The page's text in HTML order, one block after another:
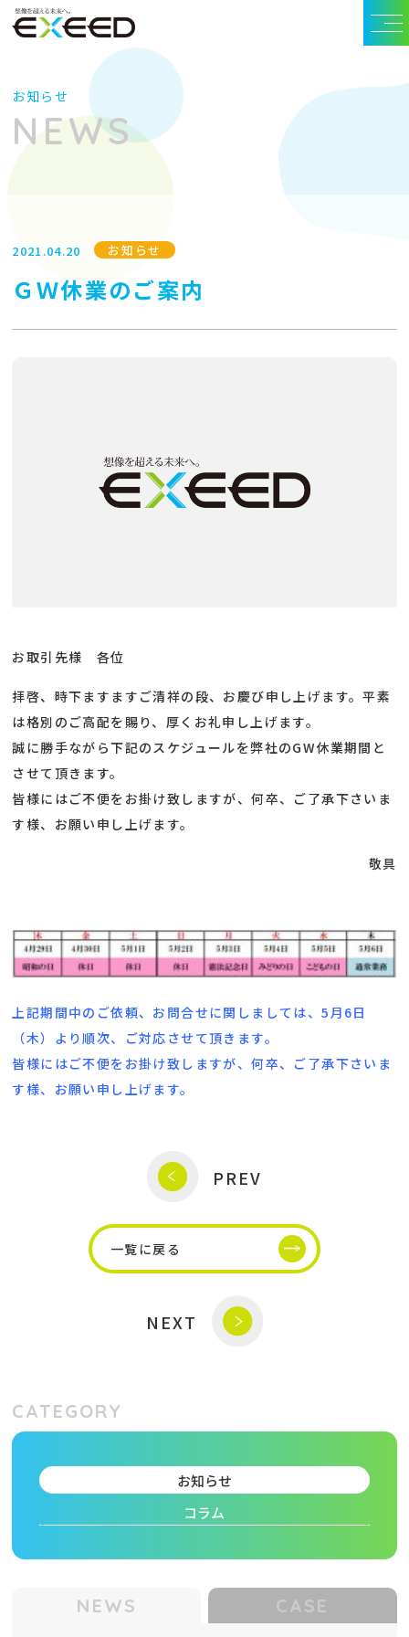
お知らせ
NEWS
CATEGORY
お知らせ
コラム
NEWS CASE
2021.04.20 お知らせ
ＧＷ休業のご案内
お取引先様 各位
拝啓、時下ますますご清祥の段、お慶び申し上げます。平素
は格別のご高配を賜り、厚くお礼申し上げます。
誠に勝手ながら下記のスケジュールを弊社のGW休業期間と
させて頂きます。
皆様にはご不便をお掛け致しますが、何卒、ご了承下さいま
す様、お願い申し上げます。
敬具
上記期間中のご依頼、お問合せに関しましては、5月6日
（木）より順次、ご対応させて頂きます。
皆様にはご不便をお掛け致しますが、何卒、ご了承下さいま
す様、お願い申し上げます。
PREV
一覧に戻る
NEXT